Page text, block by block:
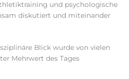
und psychologische
diskutiert und miteinander
Blick wurde von vielen
Mehrwert des Tages